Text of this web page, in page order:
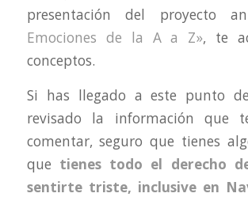
presentación del proyecto
Emociones de la A a Z», te
conceptos.
Si has llegado a este punto
revisado la información que
comentar, seguro que tienes
que tienes todo el derecho
sentirte triste, inclusive en